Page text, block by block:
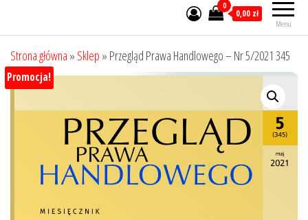
Menu
0
0,00 zł
Strona główna » Sklep » Przegląd Prawa Handlowego – Nr 5/2021 345
Promocja!